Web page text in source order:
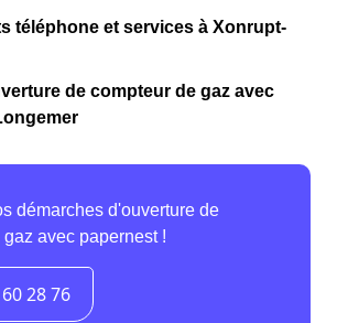
téléphone et services à Xonrupt-
de compteur de gaz avec